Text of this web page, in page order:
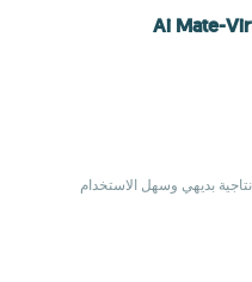
Ai Mate-
بديهي وسهل الاستخدام